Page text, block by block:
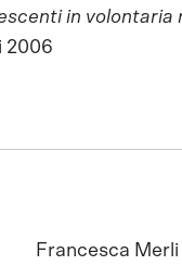
in volontaria
2006
Francesca Merli